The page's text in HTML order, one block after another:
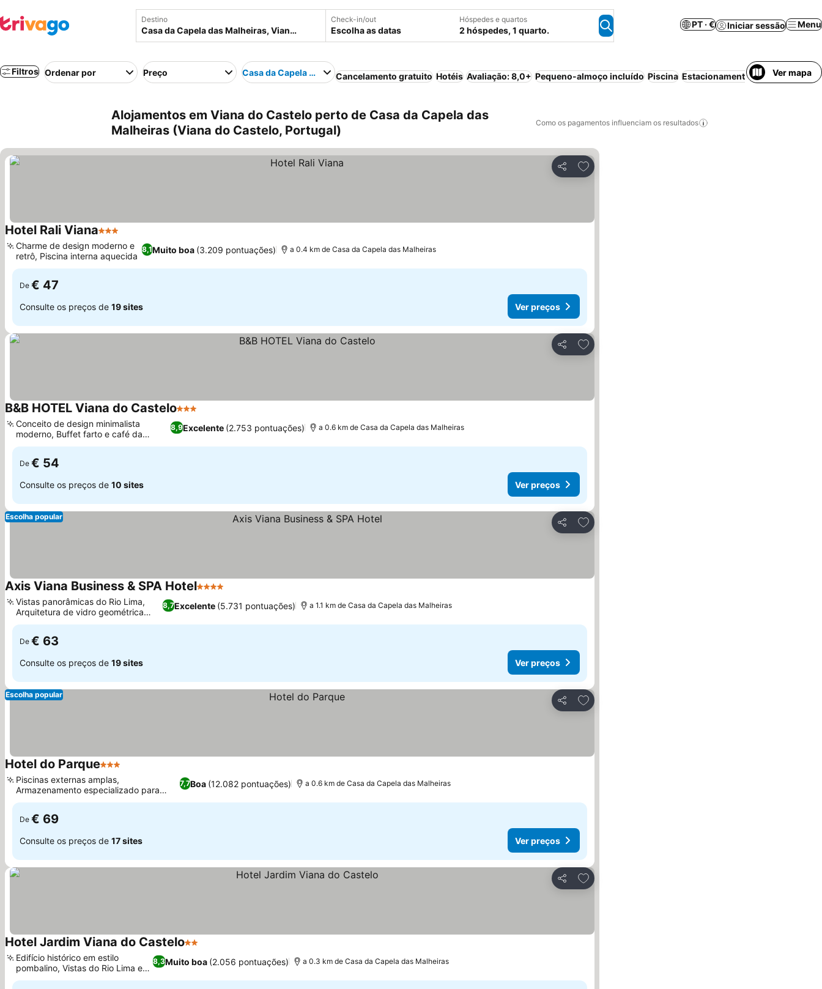
Destino Check-in/out
Escolha as datas
Hóspedes e quartos
2 hóspedes, 1 quarto.
PT · € Iniciar sessão Menu
Filtros Ordenar por Preço Casa da Capela das MalheirasCancelamento gratuito Hotéis Avaliação: 8,0+ Pequeno-almoço incluído Piscina Estacionamento Meia-pensão
Ver mapa
Alojamentos em Viana do Castelo perto de Casa da Capela das
Malheiras (Viana do Castelo, Portugal)
Como os pagamentos influenciam os resultados
Partilhar
Adicionar aos favoritos
Hotel Rali Viana3 Estrelas
8,1Muito boa (3.209 pontuações)
Charme de design moderno e
retrô, Piscina interna aquecida
a 0.4 km de Casa da Capela das Malheiras
De € 47
Consulte os preços de 19 sites Ver preços
Partilhar
Adicionar aos favoritos
B&B HOTEL Viana do Castelo3 Estrelas
8,9Excelente (2.753 pontuações)
Conceito de design minimalista
moderno, Buffet farto e café da
manhã americano
a 0.6 km de Casa da Capela das Malheiras
De € 54
Consulte os preços de 10 sites Ver preços
Partilhar
Adicionar aos favoritos
Escolha popular
Axis Viana Business & SPA Hotel4 Estrelas
8,7Excelente (5.731 pontuações)
Vistas panorâmicas do Rio Lima,
Arquitetura de vidro geométrica
marcante
a 1.1 km de Casa da Capela das Malheiras
De € 63
Consulte os preços de 19 sites Ver preços
Partilhar
Adicionar aos favoritos
Escolha popular
Hotel do Parque3 Estrelas
7,7Boa (12.082 pontuações)
Piscinas externas amplas,
Armazenamento especializado para
esportes aquáticos
a 0.6 km de Casa da Capela das Malheiras
De € 69
Consulte os preços de 17 sites Ver preços
Partilhar
Adicionar aos favoritos
Hotel Jardim Viana do Castelo2 Estrelas
8,3Muito boa (2.056 pontuações)
Edifício histórico em estilo
pombalino, Vistas do Rio Lima e
da cidade
a 0.3 km de Casa da Capela das Malheiras